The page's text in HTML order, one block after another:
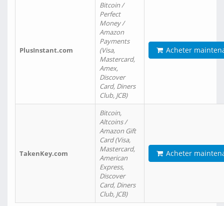
PlusInstant.com
Bitcoin /
Perfect
Money /
Amazon
Payments
(Visa,
Mastercard,
Amex,
Discover
Card, Diners
Club, JCB)
Acheter
TakenKey.com
Bitcoin,
Altcoins /
Amazon Gift
Card (Visa,
Mastercard,
American
Express,
Discover
Card, Diners
Club, JCB)
Acheter